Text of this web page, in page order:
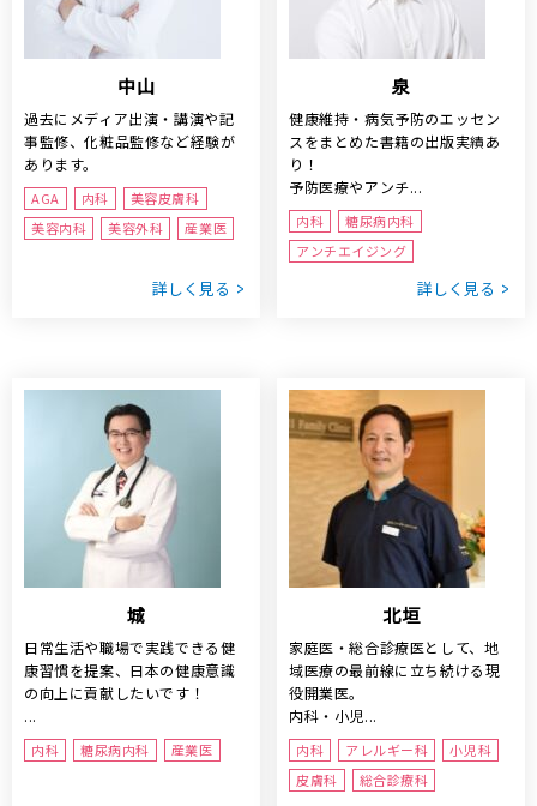
中山
過去にメディア出演・講演や記
事監修、化粧品監修など経験が
あります。
AGA 内科
美容皮膚科
美容内科
美容外科 産業医
詳しく見る
泉
健康維持・病気予防のエッセン
スをまとめた書籍の出版実績あ
り！
予防医療やアンチ...
内科
糖尿病内科
アンチエイジング
詳しく見る
城
日常生活や職場で実践できる健
康習慣を提案、日本の健康意識
の向上に貢献したいです！
...
内科 糖尿病内科 産業医
北垣
家庭医・総合診療医として、地
域医療の最前線に立ち続ける現
役開業医。
内科・小児...
内科 アレルギー科
小児科
皮膚科
総合診療科